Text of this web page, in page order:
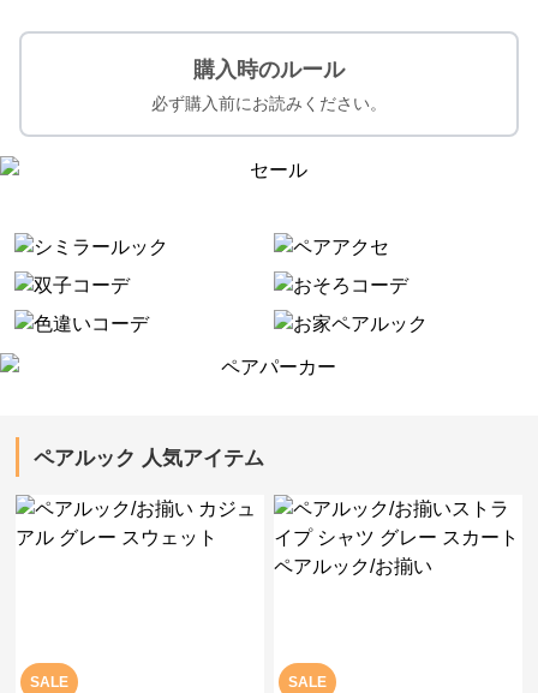
購入時のルール
必ず購入前にお読みください。
ペアルック 人気アイテム
SALE SALE